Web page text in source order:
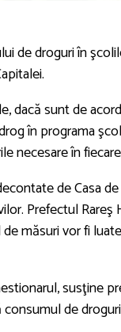
de droguri în
dacă sunt de
în programa
necesare în
de Casa
Prefectul
măsuri vor fi
susţine
de